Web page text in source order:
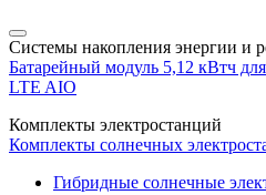
Системы накопления энергии и
Батарейный модуль 5,12 кВтч
LTE AIO
Комплекты электростанций
Комплекты солнечных
Гибридные солнечные